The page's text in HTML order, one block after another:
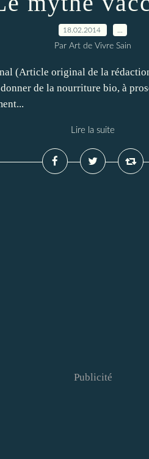
18.02.2014
Par Art de Vivre Sain
(Article original de la
de la nourriture bio, à
Lire la suite
Publicité